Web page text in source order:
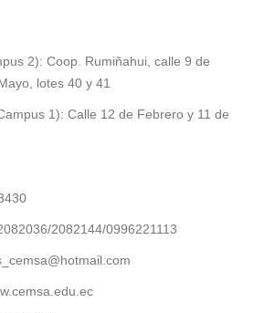
2): Coop. Rumiñahui, calle 9 de
lotes 40 y 41
1): Calle 12 de Febrero y 11 de
2082144/0996221113